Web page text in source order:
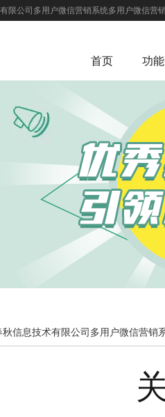
限公司多用户微信营销系统多用户微信营
首页 功
信息技术有限公司多用户微信营销